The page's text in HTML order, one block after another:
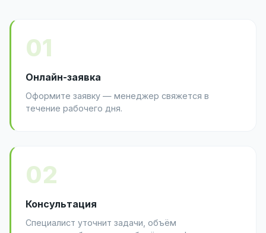
01
Онлайн-заявка
Оформите заявку — менеджер свяжется в
течение рабочего дня.
02
Консультация
Специалист уточнит задачи, объём